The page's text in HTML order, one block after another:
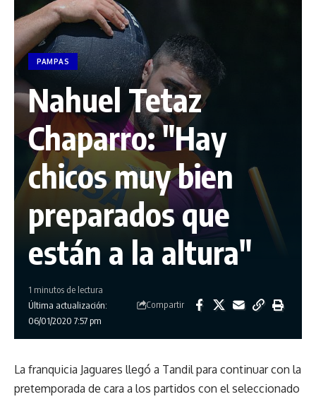
PAMPAS
Nahuel Tetaz
Chaparro: "Hay
chicos muy bien
preparados que
están a la altura"
Última actualización:
06/01/2020 7:57 pm
1 minutos de lectura
Compartir
La franquicia Jaguares llegó a Tandil para continuar con la
pretemporada de cara a los partidos con el seleccionado